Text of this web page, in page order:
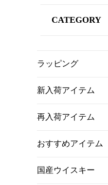
CATEGORY
ラッピング
新入荷アイテム
再入荷アイテム
おすすめアイテム
国産ウイスキー